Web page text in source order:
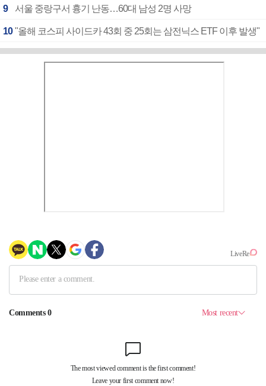
9 서울 중랑구서 흉기 난동…60대 남성 2명 사망
10 "올해 코스피 사이드카 43회 중 25회는 삼전닉스 ETF 이후 발생"